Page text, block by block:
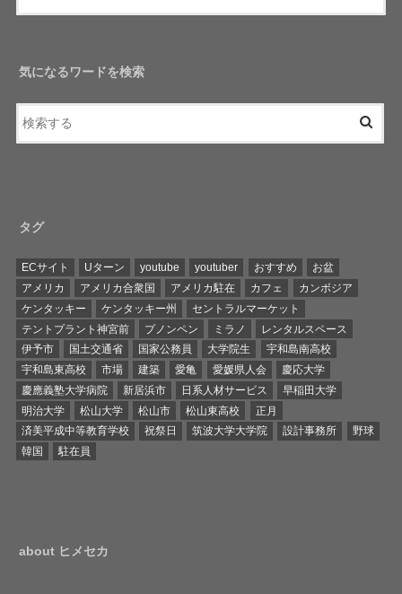
気になるワードを検索
タグ
ECサイト Uターン youtube youtuber おすすめ
お盆
アメリカ
アメリカ合衆国 アメリカ駐在 カフェ
カンボジア
ケンタッキー
ケンタッキー州
セントラルマーケット
テントプラント神宮前
プノンペン ミラノ
レンタルスペース
伊予市
国土交通省 国家公務員 大学院生
宇和島南高校
宇和島東高校
市場 建築 愛亀 愛媛県人会
慶応大学
慶應義塾大学病院
新居浜市 日系人材サービス
早稲田大学
明治大学
松山大学 松山市 松山東高校
正月
済美平成中等教育学校
祝祭日 筑波大学大学院 設計事務所
野球
韓国
駐在員
about ヒメセカ